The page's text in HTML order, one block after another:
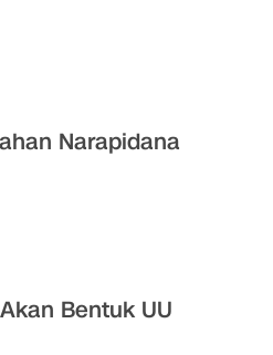
Narapidana
Bentuk UU